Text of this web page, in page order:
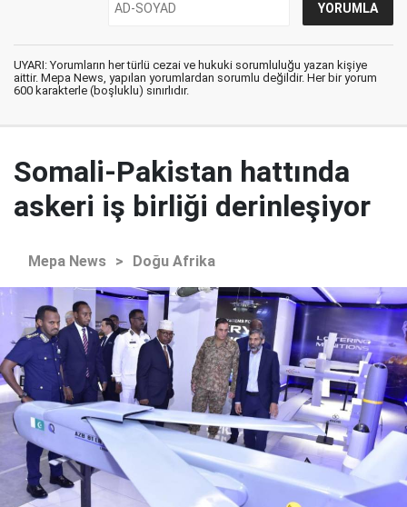
UYARI: Yorumların her türlü cezai ve hukuki sorumluluğu yazan kişiye
aittir. Mepa News, yapılan yorumlardan sorumlu değildir. Her bir yorum
600 karakterle (boşluklu) sınırlıdır.
Somali-Pakistan hattında
askeri iş birliği derinleşiyor
Mepa News > Doğu Afrika